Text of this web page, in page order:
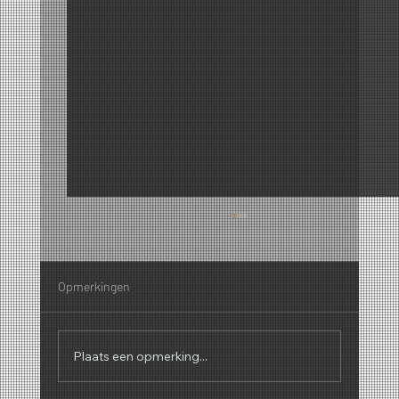
Opmerkingen
Plaats een opmerking...